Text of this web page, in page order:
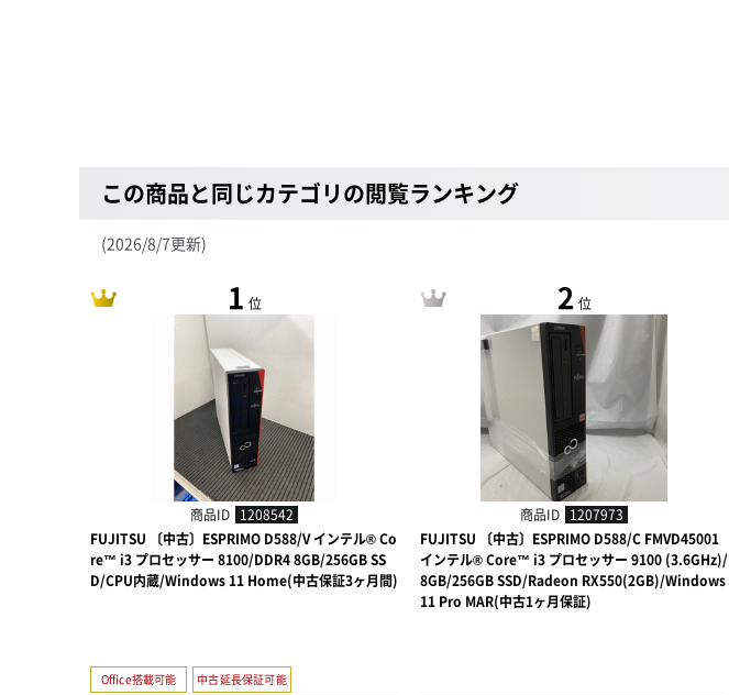
この商品と同じカテゴリの閲覧ランキング
(2026/8/7更新)
1 位
商品ID 1208542
FUJITSU 〔中古〕ESPRIMO D588/V インテル® Co
re™ i3 プロセッサー 8100/DDR4 8GB/256GB SS
D/CPU内蔵/Windows 11 Home(中古保証3ヶ月間)
Office搭載可能 中古延長保証可能
2 位
商品ID 1207973
FUJITSU 〔中古〕ESPRIMO D588/C FMVD45001
インテル® Core™ i3 プロセッサー 9100 (3.6GHz)/
8GB/256GB SSD/Radeon RX550(2GB)/Windows
11 Pro MAR(中古1ヶ月保証)